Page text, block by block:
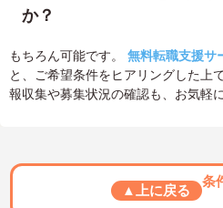
か？
もちろん可能です。 無料転職支援サ
と、ご希望条件をヒアリングした上
報収集や募集状況の確認も、お気軽
▲上に戻る
条